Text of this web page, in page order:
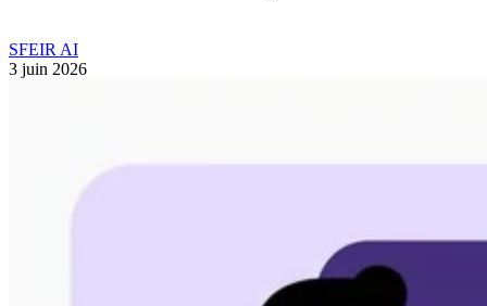
SFEIR AI
3 juin 2026